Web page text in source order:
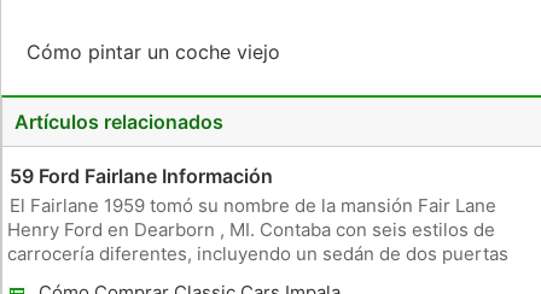
Cómo pintar un coche viejo
Artículos relacionados
59 Ford Fairlane Información
El Fairlane 1959 tomó su nombre de la mansión Fair Lane
Henry Ford en Dearborn , MI. Contaba con seis estilos de
carrocería diferentes, incluyendo un sedán de dos puertas